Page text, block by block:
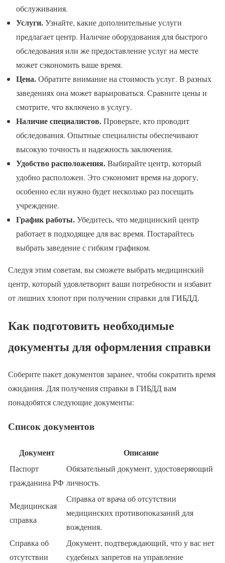
обслуживания.
Услуги.Узнайте, какие дополнительные услуги
предлагает центр. Наличие оборудования для быстрого
обследования или же предоставление услуг на месте
может сэкономить ваше время.
Цена.Обратите внимание на стоимость услуг. В разных
заведениях она может варьироваться. Сравните цены и
смотрите, что включено в услугу.
Наличие специалистов.Проверьте, кто проводит
обследования. Опытные специалисты обеспечивают
высокую точность и надежность заключения.
Удобство расположения.Выбирайте центр, который
удобно расположен. Это сэкономит время на дорогу,
особенно если нужно будет несколько раз посещать
учреждение.
График работы.Убедитесь, что медицинский центр
работает в подходящее для вас время. Постарайтесь
выбрать заведение с гибким графиком.
Следуя этим советам, вы сможете выбрать медицинский
центр, который удовлетворит ваши потребности и избавит
от лишних хлопот при получении справки для ГИБДД.
Как подготовить необходимые
документы для оформления справки
Соберите пакет документов заранее, чтобы сократить время
ожидания. Для получения справки в ГИБДД вам
понадобятся следующие документы:
Список документов
Документ Описание
Паспорт
гражданина РФ
Обязательный документ, удостоверяющий
личность.
Медицинская
справка
Справка от врача об отсутствии
медицинских противопоказаний для
вождения.
Справка об
отсутствии
Документ, подтверждающий, что у вас нет
судебных запретов на управление